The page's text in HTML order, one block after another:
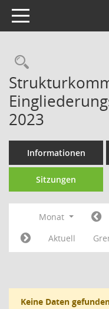
Toggle navigation
2023
Informationen
Sitzungen
Monat
Aktuell
Keine Daten